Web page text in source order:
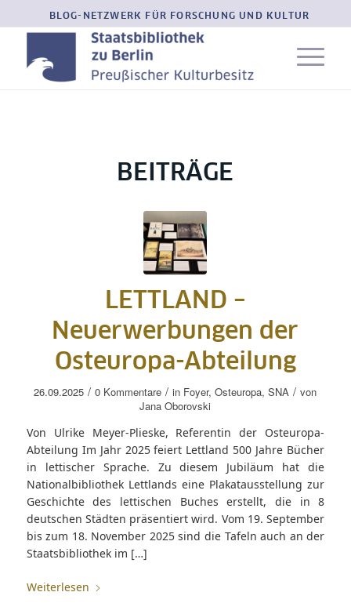
BLOG-NETZWERK FÜR FORSCHUNG UND KULTUR
BEITRÄGE
LETTLAND –
Neuerwerbungen der
Osteuropa-Abteilung
26.09.2025 / 0 Kommentare / in Foyer,Osteuropa,SNA / von
Jana Oborovski
Von Ulrike Meyer-Plieske, Referentin der Osteuropa-
Abteilung Im Jahr 2025 feiert Lettland 500 Jahre Bücher
in lettischer Sprache. Zu diesem Jubiläum hat die
Nationalbibliothek Lettlands eine Plakatausstellung zur
Geschichte des lettischen Buches erstellt, die in 8
deutschen Städten präsentiert wird. Vom 19. September
bis zum 18. November 2025 sind die Tafeln auch an der
Staatsbibliothek im […]
Weiterlesen